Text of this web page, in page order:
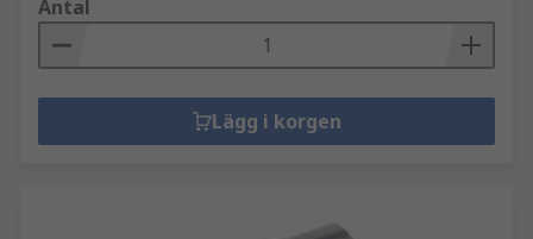
Antal
Lägg i korgen